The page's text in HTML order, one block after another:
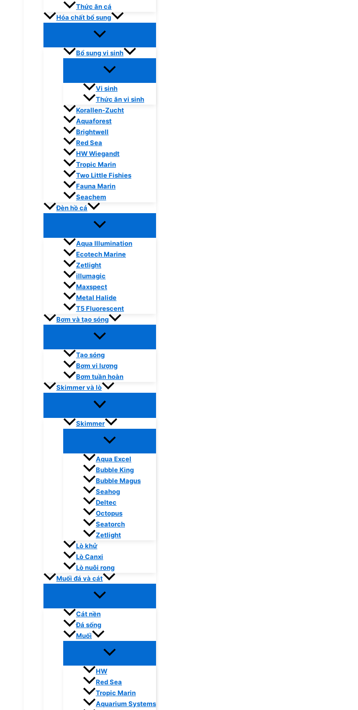
Thức ăn cá
Hóa chất bổ sung
Bổ sung vi sinh
Vi sinh
Thức ăn vi sinh
Korallen-Zucht
Aquaforest
Brightwell
Red Sea
HW Wiegandt
Tropic Marin
Two Little Fishies
Fauna Marin
Seachem
Đèn hồ cá
Aqua Illumination
Ecotech Marine
Zetlight
illumagic
Maxspect
Metal Halide
T5 Fluorescent
Bơm và tạo sóng
Tạo sóng
Bơm vi lượng
Bơm tuần hoàn
Skimmer và lò
Skimmer
Aqua Excel
Bubble King
Bubble Magus
Seahog
Deltec
Octopus
Seatorch
Zetlight
Lò khử
Lò Canxi
Lò nuôi rong
Muối đá và cát
Cát nền
Đá sống
Muối
HW
Red Sea
Tropic Marin
Aquarium Systems